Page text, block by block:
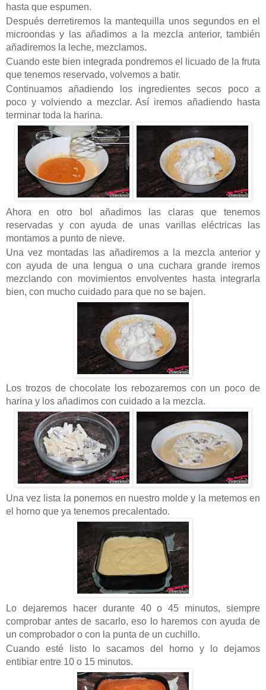
hasta que espumen.
Después derretiremos la mantequilla unos segundos en el
microondas y las añadimos a la mezcla anterior, también
añadiremos la leche, mezclamos.
Cuando este bien integrada pondremos el licuado de la fruta
que tenemos reservado, volvemos a batir.
Continuamos añadiendo los ingredientes secos poco a
poco y volviendo a mezclar. Así iremos añadiendo hasta
terminar toda la harina.
Ahora en otro bol añadimos las claras que tenemos
reservadas y con ayuda de unas varillas eléctricas las
montamos a punto de nieve.
Una vez montadas las añadiremos a la mezcla anterior y
con ayuda de una lengua o una cuchara grande iremos
mezclando con movimientos envolventes hasta integrarla
bien, con mucho cuidado para que no se bajen.
Los trozos de chocolate los rebozaremos con un poco de
harina y los añadimos con cuidado a la mezcla.
Una vez lista la ponemos en nuestro molde y la metemos en
el horno que ya tenemos precalentado.
Lo dejaremos hacer durante 40 o 45 minutos, siempre
comprobar antes de sacarlo, eso lo haremos con ayuda de
un comprobador o con la punta de un cuchillo.
Cuando esté listo lo sacamos del horno y lo dejamos
entibiar entre 10 o 15 minutos.